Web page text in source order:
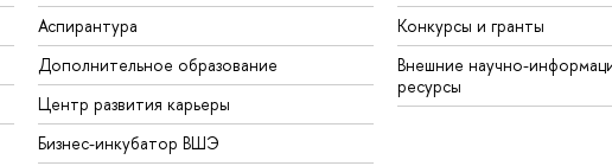
Аспирантура
Дополнительное образование
Центр развития карьеры
Бизнес-инкубатор ВШЭ
Конкурсы и гранты
Внешние научно-
ресурсы